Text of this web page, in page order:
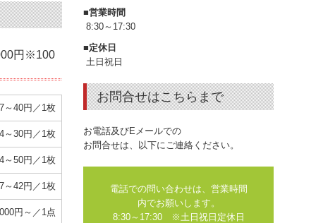
円※100
～40円／1枚
～30円／1枚
～50円／1枚
～42円／1枚
円～／1点
■営業時間
8:30～17:30
■定休日
土日祝日
お問合せはこちらまで
お電話及びEメールでの
お問合せは、以下にご連絡ください。
電話での問い合わせは、営業時間
内でお願いします。
8:30～17:30　※土日祝日定休日